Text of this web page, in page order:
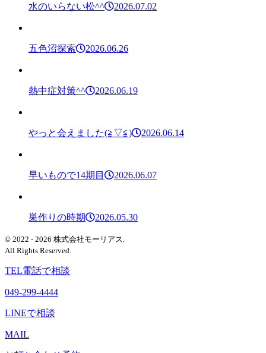
水のいらない松^^ 2026.07.02
五色沼探索 2026.06.26
熱中症対策^^ 2026.06.19
やっと会えました(≧▽≦) 2026.06.14
早いもので14期目 2026.06.07
巣作りの時期 2026.05.30
© 2022 - 2026 株式会社モーリアス.
All Rights Reserved.
TEL電話で相談
049-299-4444
LINEで相談
MAIL